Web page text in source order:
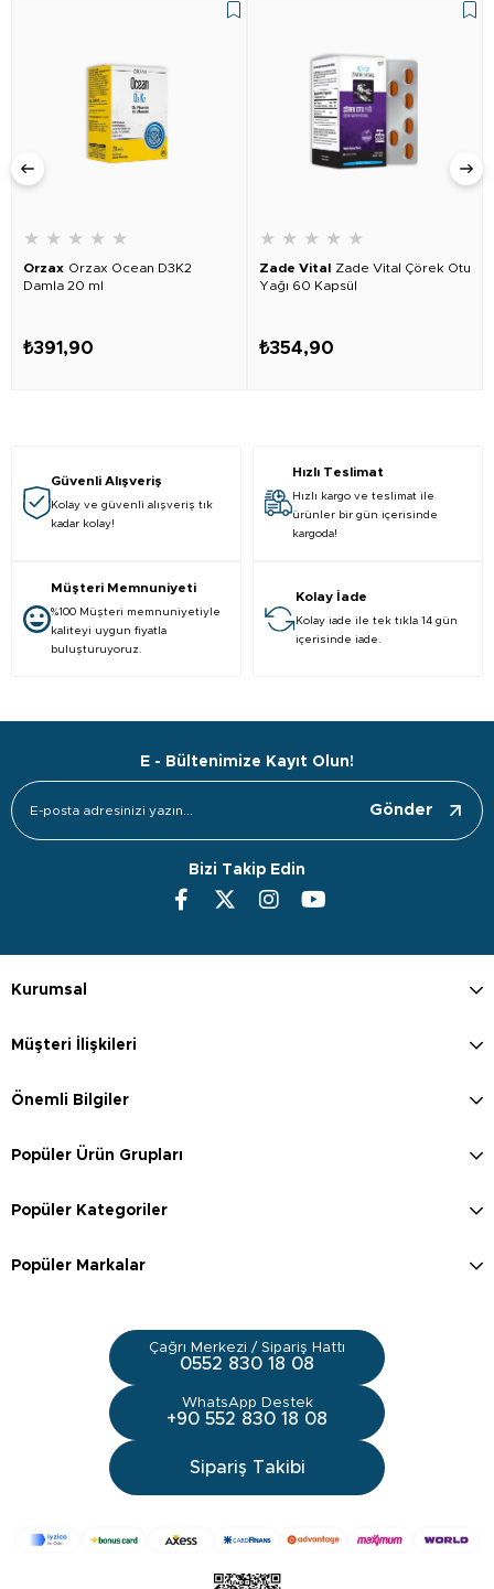
★ ★ ★ ★ ★
Orzax Orzax Ocean D3K2
Damla 20 ml
₺391,90
★ ★ ★ ★ ★
Zade Vital Zade Vital Çörek Otu
Yağı 60 Kapsül
₺354,90
Güvenli Alışveriş
Kolay ve güvenli alışveriş tık
kadar kolay!
Hızlı Teslimat
Hızlı kargo ve teslimat ile
ürünler bir gün içerisinde
kargoda!
Müşteri Memnuniyeti
%100 Müşteri memnuniyetiyle
kaliteyi uygun fiyatla
buluşturuyoruz.
Kolay İade
Kolay iade ile tek tıkla 14 gün
içerisinde iade.
E - Bültenimize Kayıt Olun!
Gönder
Bizi Takip Edin
Kurumsal
Müşteri İlişkileri
Önemli Bilgiler
Popüler Ürün Grupları
Popüler Kategoriler
Popüler Markalar
Çağrı Merkezi / Sipariş Hattı
0552 830 18 08
WhatsApp Destek
+90 552 830 18 08
Sipariş Takibi